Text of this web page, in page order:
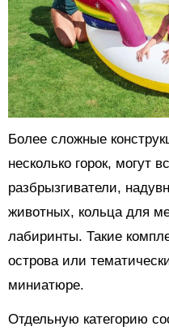
Более сложные
несколько горок, могут
разбрызгиватели,
животных, кольца для
лабиринты. Такие
острова или
миниатюре.
Отдельную категорию